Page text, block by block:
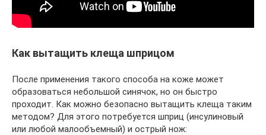
Как вытащить клеща шприцом
После применения такого способа на коже может
образоваться небольшой синячок, но он быстро
проходит. Как можно безопасно вытащить клеща таким
методом? Для этого потребуется шприц (инсулиновый
или любой малообъемный) и острый нож: